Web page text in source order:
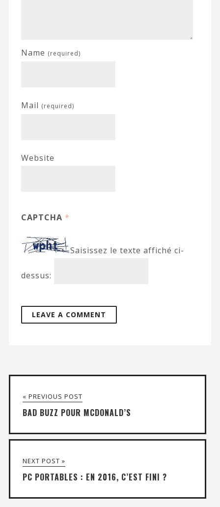
Name (required)
Mail (required)
Website
CAPTCHA *
Saisissez le texte affiché ci-
dessus:
« PREVIOUS POST
BAD BUZZ POUR MCDONALD’S
NEXT POST »
PC PORTABLES : EN 2016, C’EST FINI ?